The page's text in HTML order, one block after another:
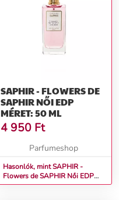
SAPHIR - FLOWERS DE
SAPHIR NŐI EDP
MÉRET: 50 ML
4 950 Ft
Parfumeshop
Hasonlók, mint SAPHIR -
Flowers de SAPHIR Női EDP
Méret: 50 ml